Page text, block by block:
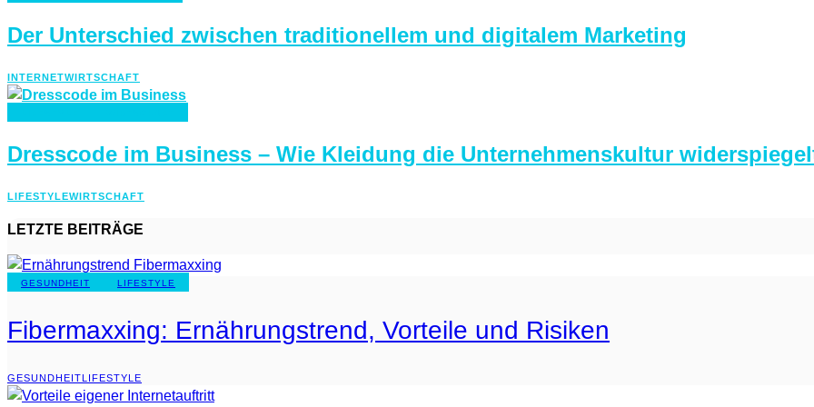
Der Unterschied zwischen traditionellem und digitalem Marketing
INTERNETWIRTSCHAFT
Dresscode im Business – Wie Kleidung die Unternehmenskultur
LIFESTYLEWIRTSCHAFT
LETZTE BEITRÄGE
GESUNDHEIT LIFESTYLE
Fibermaxxing: Ernährungstrend, Vorteile und Risiken
GESUNDHEITLIFESTYLE